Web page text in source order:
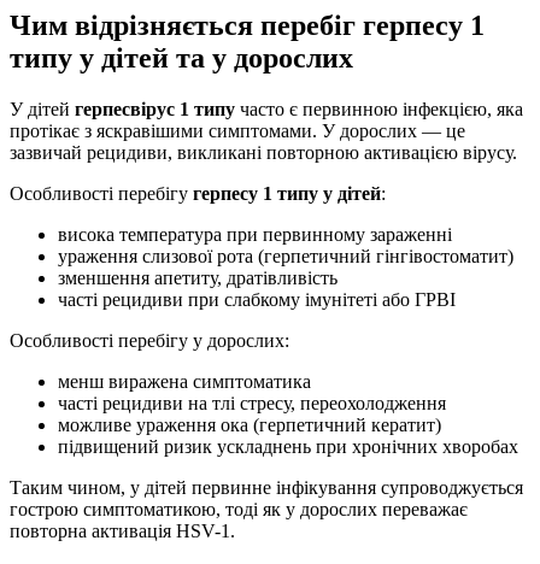
Чим відрізняється перебіг герпесу 1
типу у дітей та у дорослих
У дітей герпесвірус 1 типу часто є первинною інфекцією, яка
протікає з яскравішими симптомами. У дорослих — це
зазвичай рецидиви, викликані повторною активацією вірусу.
Особливості перебігу герпесу 1 типу у дітей:
висока температура при первинному зараженні
ураження слизової рота (герпетичний гінгівостоматит)
зменшення апетиту, дратівливість
часті рецидиви при слабкому імунітеті або ГРВІ
Особливості перебігу у дорослих:
менш виражена симптоматика
часті рецидиви на тлі стресу, переохолодження
можливе ураження ока (герпетичний кератит)
підвищений ризик ускладнень при хронічних хворобах
Таким чином, у дітей первинне інфікування супроводжується
гострою симптоматикою, тоді як у дорослих переважає
повторна активація HSV-1.